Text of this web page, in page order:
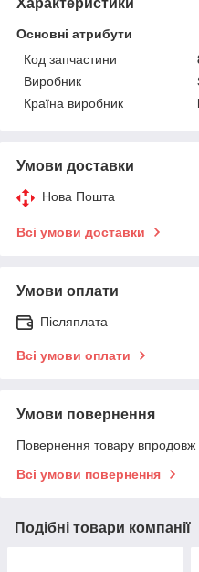
Основні атрибути
Код запчастини
Виробник
Країна виробник
Умови доставки
Нова Пошта
Всі умови доставки
Умови оплати
Післяплата
Всі умови оплати
Умови повернення
Повернення товару впродовж
Всі умови повернення
Подібні товари компанії